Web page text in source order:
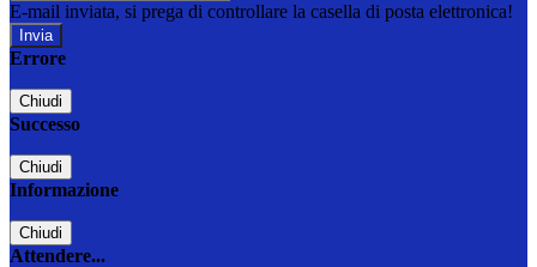
E-mail inviata, si prega di controllare la casella di posta elettronica!
Errore
Chiudi
Successo
Chiudi
Informazione
Chiudi
Attendere...